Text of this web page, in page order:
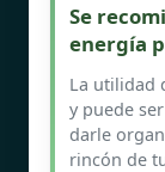
Se
energía
La utilidad
y puede
darle
rincón de